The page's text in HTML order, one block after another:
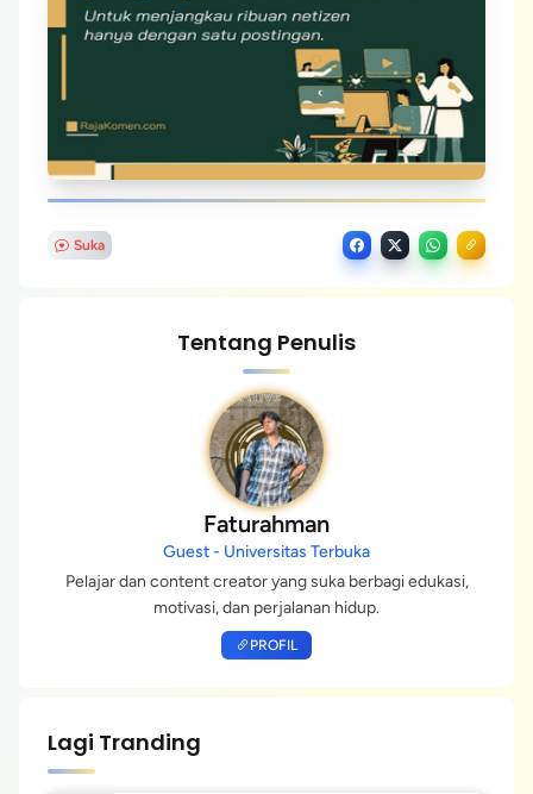
Suka
Tentang Penulis
Faturahman
Guest - Universitas Terbuka
Pelajar dan content creator yang suka berbagi edukasi,
motivasi, dan perjalanan hidup.
PROFIL
Lagi Tranding